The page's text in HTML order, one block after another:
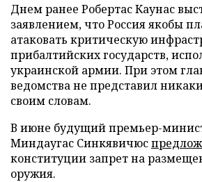
Днем ранее Робертас Каунас
заявлением, что Россия якобы
атаковать критическую
прибалтийских государств,
украинской армии. При этом
ведомства не представил
своим словам.
В июне будущий премьер-
Миндаугас Синкявичюс
конституции запрет на
оружия.